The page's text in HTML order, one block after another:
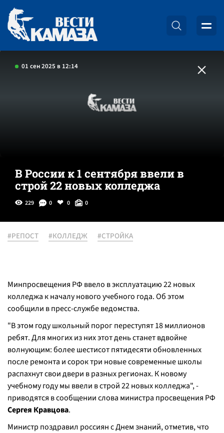
01 сен 2025 в 12:14
В России к 1 сентября ввели в
строй 22 новых колледжа
229 0 0 0
#РЕПОСТ #КОЛЛЕДЖ #СТРОЙКА
Минпросвещения РФ ввело в эксплуатацию 22 новых
колледжа к началу нового учебного года. Об этом
сообщили в пресс-службе ведомства.
"В этом году школьный порог переступят 18 миллионов
ребят. Для многих из них этот день станет вдвойне
волнующим: более шестисот пятидесяти обновленных
после ремонта и сорок три новые современные школы
распахнут свои двери в разных регионах. К новому
учебному году мы ввели в строй 22 новых колледжа", -
приводятся в сообщении слова министра просвещения РФ
Сергея Кравцова.
Министр поздравил россиян с Днем знаний, отметив, что